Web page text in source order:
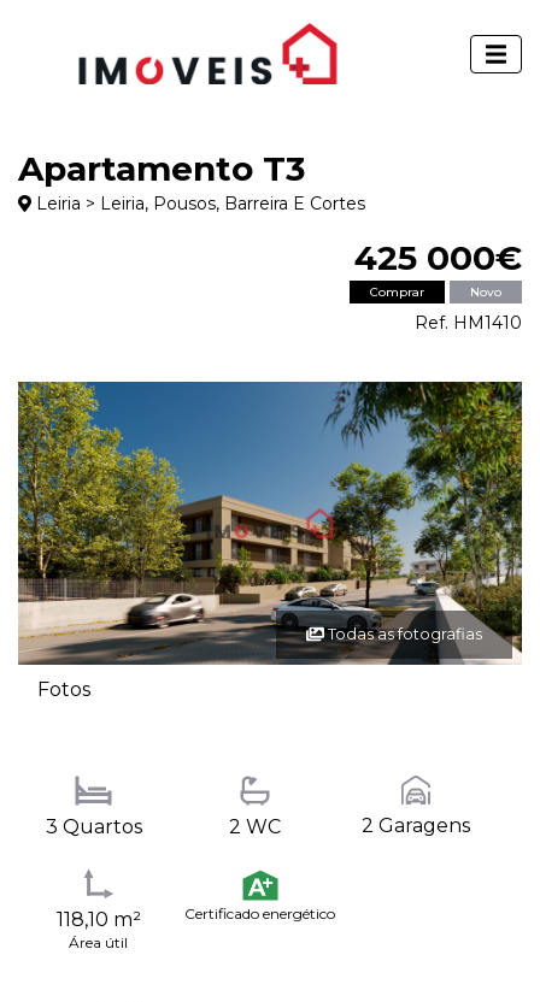
Apartamento T3
Leiria > Leiria, Pousos, Barreira E Cortes
425 000€
Comprar Novo
Ref. HM1410
Todas as fotografias
Fotos
3 Quartos 2 WC 2 Garagens
118,10 m²
Área útil
Certificado energético